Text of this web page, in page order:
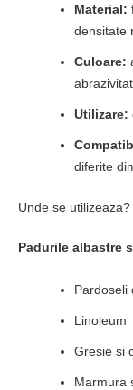
Material:
densitate
Culoare:
Utilizare:
diferite
Unde se utilizeaza?
Padurile albastre
Pardoseli
Linoleum
Gresie si
Marmura